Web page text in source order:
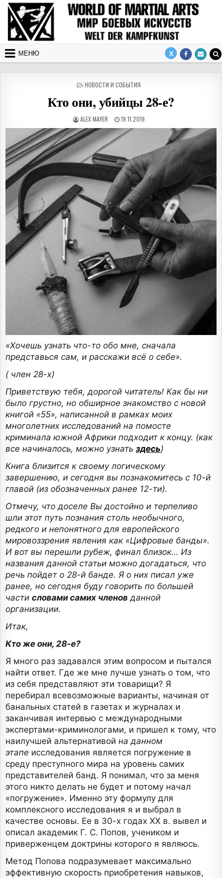
Перейти к содержимому
МЕНЮ
ОПУБЛИКОВАНО В
НОВОСТИ И СОБЫТИЯ
Кто они, убийцы 28-е?
АВТОР:
ALEX MAYER ДАТА ПУБЛИКАЦИИ:
19.11.2019
«Хочешь узнать что-то обо мне, сначала
представься сам, и расскажи всё о себе».
( член 28-х)
Приветствую тебя, дорогой читатель! Как бы ни
было грустно, но обширное знакомство с новой
книгой «55», написанной в рамках моих
многолетних исследований на помосте
криминала южной Африки подходит к концу. (как
все начиналось, можно узнать здесь)
Книга близится к своему логическому
завершению, и сегодня вы познакомитесь с 10-й
главой (из обозначенных ранее 12-ти).
Отмечу, что доселе Вы достойно и терпеливо
шли этот путь познания столь необычного,
редкого и непонятного для европейского
мировоззрения явления как «Цифровые банды».
И вот вы перешли рубеж, финал близок… Из
названия данной статьи можно догадаться, что
речь пойдет о 28-й банде. Я о них писал уже
ранее, но сегодня буду говорить по большей
части словами самих членов данной
организации.
Итак,
Кто же они, 28-е?
Я много раз задавался этим вопросом и пытался
найти ответ. Где же мне лучше узнать о том, что
из себя представляют эти товарищи? Я
перебирал всевозможные варианты, начиная от
банальных статей в газетах и журналах и
заканчивая интервью с международными
экспертами-криминологами, и пришел к тому, что
наилучшей альтернативой на данном
этапе исследования является погружение в
среду преступного мира на уровень самих
представителей банд. Я понимал, что за меня
этого никто делать не будет и потому начал
«погружение». Именно эту формулу для
комплексного исследования я и выбрал в
качестве основы. Ее в 30-х годах XX в. вывел и
описал академик Г. С. Попов, учеником и
приверженцем доктрины которого я являюсь.
Метод Попова подразумевает максимально
эффективную скорость приобретения навыков,